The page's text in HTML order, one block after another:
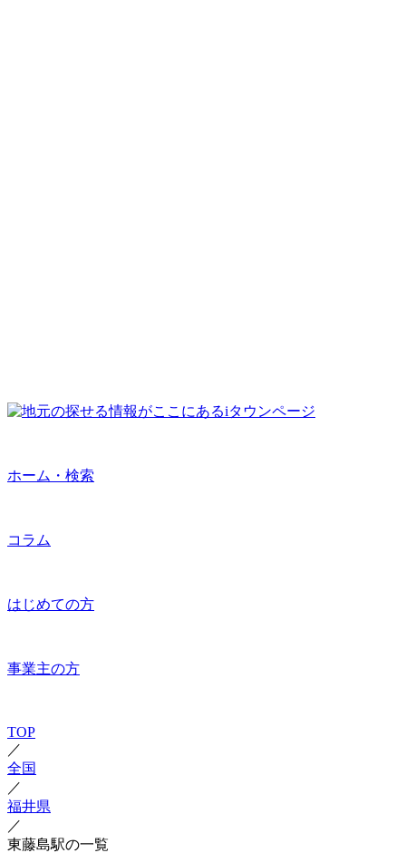
ホーム・検索
コラム
はじめての方
事業主の方
TOP
／
全国
／
福井県
／
東藤島駅の一覧